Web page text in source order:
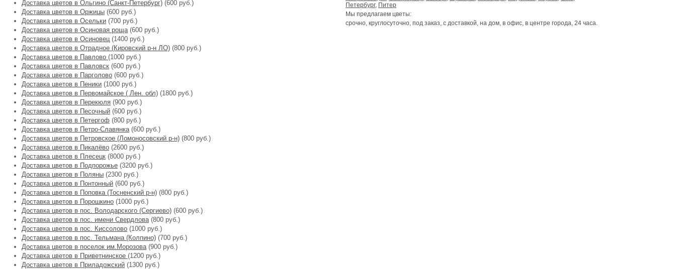
Доставка цветов в Ольгино (Санкт-Петербург) (600 руб.)
Доставка цветов в Оржицы (600 руб.)
Доставка цветов в Осельки (700 руб.)
Доставка цветов в Осиновая роща(600 руб.)
Доставка цветов в Осиновец (1400 руб.)
Доставка цветов в Отрадное (Кировский р-н ЛО) (800 руб.)
Доставка цветов в Павлово (1000 руб.)
Доставка цветов в Павловск (600 руб.)
Доставка цветов в Парголово (600 руб.)
Доставка цветов в Пеники (1000 руб.)
Доставка цветов в Первомайское ( Лен. обл) (1800 руб.)
Доставка цветов в Перекюля (900 руб.)
Доставка цветов в Песочный (600 руб.)
Доставка цветов в Петергоф (800 руб.)
Доставка цветов в Петро-Славянка(600 руб.)
Доставка цветов в Петровское (Ломоносовский р-н) (800 руб.)
Доставка цветов в Пикалёво (2600 руб.)
Доставка цветов в Плесецк (8000 руб.)
Доставка цветов в Подпорожье (3200 руб.)
Доставка цветов в Поляны (2300 руб.)
Доставка цветов в Понтонный (600 руб.)
Доставка цветов в Поповка (Тосненский р-н) (800 руб.)
Доставка цветов в Порошкино (1000 руб.)
Доставка цветов в пос. Володарского (Сергиево) (600 руб.)
Доставка цветов в пос. имени Свердлова(800 руб.)
Доставка цветов в пос. Киссолово (1000 руб.)
Доставка цветов в пос. Тельмана (Колпино) (700 руб.)
Доставка цветов в поселок им.Морозова(900 руб.)
Доставка цветов в Приветнинское (1200 руб.)
Доставка цветов в Приладожский (1300 руб.)
Петербург, Питер
Мы предлагаем цветы:
срочно, круглосуточно, под заказ, с доставкой, на дом, в офис, в центре города, 24 часа.